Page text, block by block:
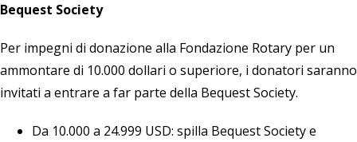
Bequest Society
Per impegni di donazione alla Fondazione Rotary per un
ammontare di 10.000 dollari o superiore, i donatori saranno
invitati a entrare a far parte della Bequest Society.
Da 10.000 a 24.999 USD: spilla Bequest Society e